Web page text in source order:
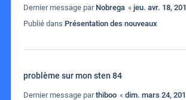
Dernier message par Nobrega « jeu. avr. 18,
Publié dans Présentation des nouveaux
problème sur mon sten 84
Dernier message parthiboo « dim. mars 24,